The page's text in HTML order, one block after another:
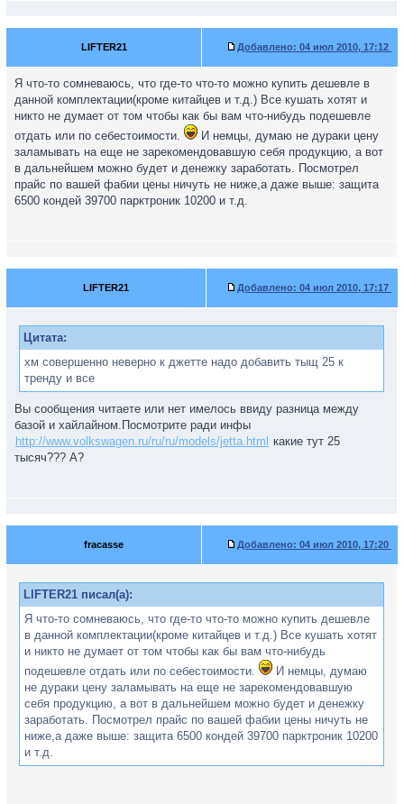
LIFTER21 Добавлено: 04 июл 2010, 17:12
Я что-то сомневаюсь, что где-то что-то можно купить дешевле в
данной комплектации(кроме китайцев и т.д.) Все кушать хотят и
никто не думает от том чтобы как бы вам что-нибудь подешевле
отдать или по себестоимости.
И немцы, думаю не дураки цену
заламывать на еще не зарекомендовавшую себя продукцию, а вот
в дальнейшем можно будет и денежку заработать. Посмотрел
прайс по вашей фабии цены ничуть не ниже,а даже выше: защита
6500 кондей 39700 парктроник 10200 и т.д.
LIFTER21 Добавлено: 04 июл 2010, 17:17
Цитата:
хм совершенно неверно к джетте надо добавить тыщ 25 к
тренду и все
Вы сообщения читаете или нет имелось ввиду разница между
базой и хайлайном.Посмотрите ради инфы
http://www.volkswagen.ru/ru/ru/models/jetta.html какие тут 25
тысяч??? А?
fracasse Добавлено: 04 июл 2010, 17:20
LIFTER21 писал(а):
Я что-то сомневаюсь, что где-то что-то можно купить дешевле
в данной комплектации(кроме китайцев и т.д.) Все кушать хотят
и никто не думает от том чтобы как бы вам что-нибудь
подешевле отдать или по себестоимости.
И немцы, думаю
не дураки цену заламывать на еще не зарекомендовавшую
себя продукцию, а вот в дальнейшем можно будет и денежку
заработать. Посмотрел прайс по вашей фабии цены ничуть не
ниже,а даже выше: защита 6500 кондей 39700 парктроник 10200
и т.д.